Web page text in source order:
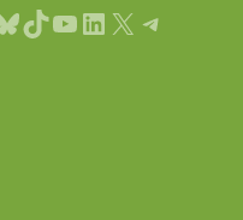
TikTok
YouTube
LinkedIn
X Telegram